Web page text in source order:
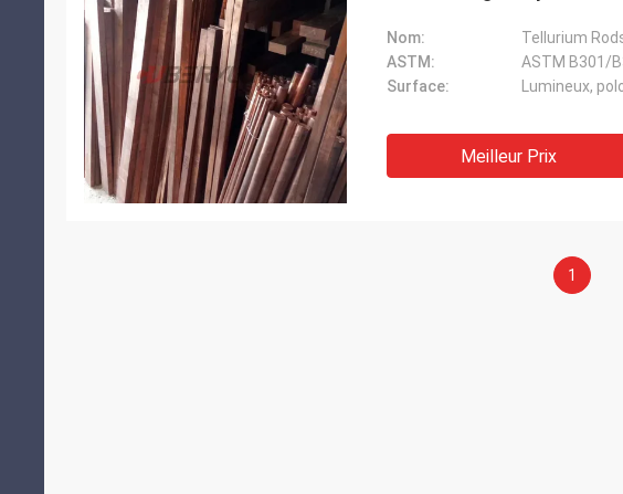
Nom:
Tellurium
ASTM:
ASTM B301/
Surface:
Lumineux,
Meilleur Prix
1